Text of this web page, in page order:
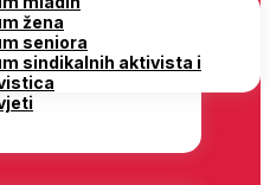
žena
seniora
sindikalnih aktivista i